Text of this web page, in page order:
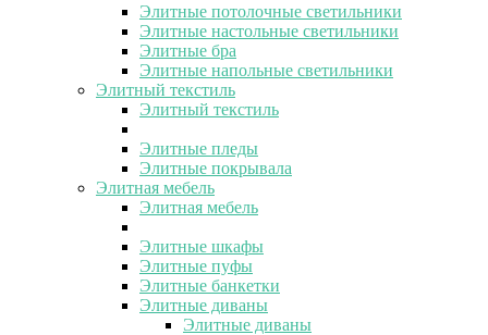
Элитные потолочные светильники
Элитные настольные светильники
Элитные бра
Элитные напольные светильники
Элитный текстиль
Элитный текстиль
Элитные пледы
Элитные покрывала
Элитная мебель
Элитная мебель
Элитные шкафы
Элитные пуфы
Элитные банкетки
Элитные диваны
Элитные диваны